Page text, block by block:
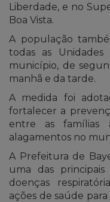
Liberdade, e no
Boa Vista.
A população
todas as Unidades
município, de
manhã e da tarde.
A medida foi
fortalecer a
entre as famílias
alagamentos no
A Prefeitura de
uma das
doenças
ações de saúde